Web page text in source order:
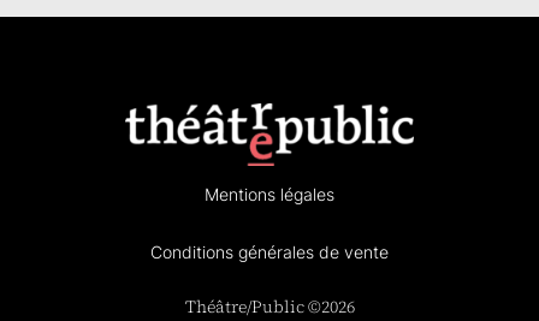
Mentions légales
Conditions générales de vente
Théâtre/Public ©2026